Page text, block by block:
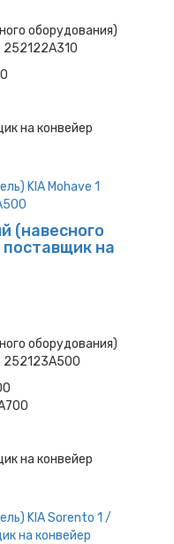
оборудования)
252122A310
на конвейер
(навесного
на
оборудования)
252123A500
на конвейер